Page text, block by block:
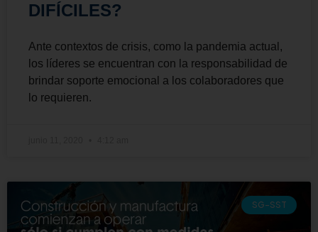
DIFÍCILES?
Ante contextos de crisis, como la pandemia actual,
los líderes se encuentran con la responsabilidad de
brindar soporte emocional a los colaboradores que
lo requieren.
SG-SST